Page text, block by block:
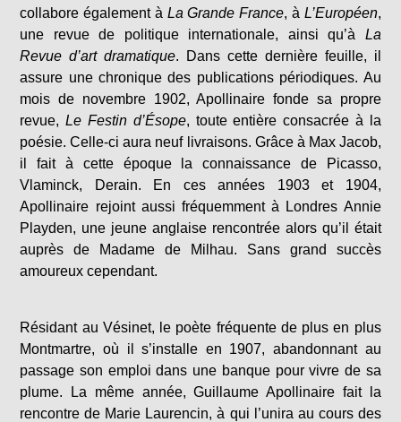
collabore également à La Grande France, à L’Européen,
une revue de politique internationale, ainsi qu’à La
Revue d’art dramatique. Dans cette dernière feuille, il
assure une chronique des publications périodiques. Au
mois de novembre 1902, Apollinaire fonde sa propre
revue,Le Festin d’Ésope, toute entière consacrée à la
poésie. Celle-ci aura neuf livraisons. Grâce à Max Jacob,
il fait à cette époque la connaissance de Picasso,
Vlaminck, Derain. En ces années 1903 et 1904,
Apollinaire rejoint aussi fréquemment à Londres Annie
Playden, une jeune anglaise rencontrée alors qu’il était
auprès de Madame de Milhau. Sans grand succès
amoureux cependant.
Résidant au Vésinet, le poète fréquente de plus en plus
Montmartre, où il s’installe en 1907, abandonnant au
passage son emploi dans une banque pour vivre de sa
plume. La même année, Guillaume Apollinaire fait la
rencontre de Marie Laurencin, à qui l’unira au cours des